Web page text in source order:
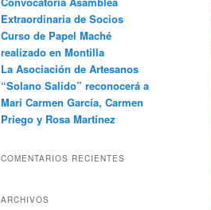
Extraordinaria de Socios
Curso de Papel Maché
realizado en Montilla
La Asociación de Artesanos
“Solano Salido” reconocerá a
Mari Carmen García, Carmen
Priego y Rosa Martínez
COMENTARIOS RECIENTES
ARCHIVOS